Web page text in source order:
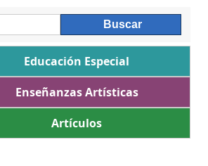
Educación Especial
Enseñanzas Artísticas
Artículos